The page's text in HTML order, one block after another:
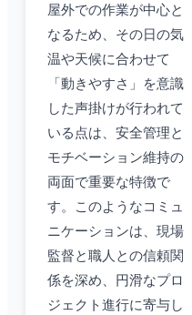
屋外での作業が中心と
なるため、その日の気
温や天候に合わせて
「動きやすさ」を意識
した声掛けが行われて
いる点は、安全管理と
モチベーション維持の
両面で重要な特徴で
す。このようなコミュ
ニケーションは、現場
監督と職人との信頼関
係を深め、円滑なプロ
ジェクト進行に寄与し